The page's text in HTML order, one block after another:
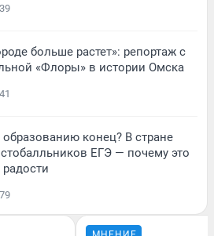
39
больше растет»: репортаж с
«Флоры» в истории Омска
41
конец? В стране
стобалльников ЕГЭ — почему это
79